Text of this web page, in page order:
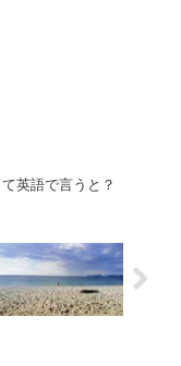
英語で言うと？